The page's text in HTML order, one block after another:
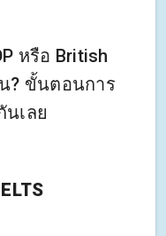
หรือ British
? ขั้นตอนการ
นเลย